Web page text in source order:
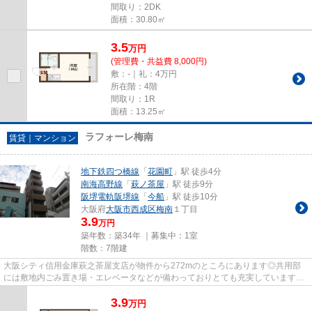
間取り：2DK
面積：30.80㎡
3.5万円
(管理費・共益費 8,000円)
敷：-｜礼：4万円
所在階：4階
間取り：1R
面積：13.25㎡
賃貸｜マンション ラフォーレ梅南
地下鉄四つ橋線 「 花園町 」駅 徒歩4分
南海高野線 「 萩ノ茶屋 」駅 徒歩9分
阪堺電軌阪堺線 「 今船 」駅 徒歩10分
大阪府大阪市西成区梅南 １丁目
3.9万円
築年数：築34年 ｜募集中： 1室
階数：7階建
大阪シティ信用金庫萩之茶屋支店が物件から272mのところにあります◎共用部
には敷地内ごみ置き場・エレベータなどが備わっておりとても充実しています◎
3.9万円